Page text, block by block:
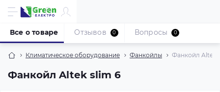
Климатическое оборудование Фанкойлы Фанкойл Altek
Фанкойл Altek slim 6
Все о товаре Отзывов 0 Вопросы 0